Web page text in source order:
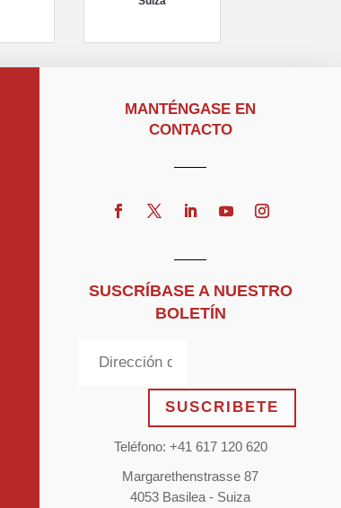
MANTÉNGASE EN
CONTACTO
SUSCRÍBASE A NUESTRO
BOLETÍN
SUSCRIBETE
Teléfono: +41 617 120 620
Margarethenstrasse 87
4053 Basilea - Suiza